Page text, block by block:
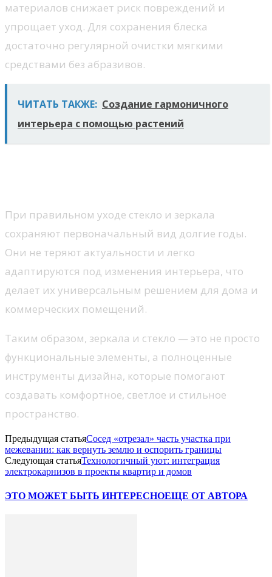
материалов снижает риск повреждений и
упрощает уход. Для сохранения блеска
достаточно регулярной очистки мягкими
средствами без абразивов.
ЧИТАТЬ ТАКЖЕ: Создание гармоничного
интерьера с помощью растений
При правильном уходе стекло и зеркала
сохраняют первоначальный вид долгие годы.
Они не теряют актуальности и легко
адаптируются под изменения интерьера, что
делает их универсальным решением для дома и
коммерческих помещений.
Таким образом, зеркала и стекло — это не просто
функциональные элементы, а полноценные
инструменты дизайна, которые помогают
создавать комфортное, светлое и стильное
пространство.
Предыдущая статьяСосед «отрезал» часть участка при
межевании: как вернуть землю и оспорить границы
Следующая статьяТехнологичный уют: интеграция
электрокарнизов в проекты квартир и домов
ЭТО МОЖЕТ БЫТЬ ИНТЕРЕСНОЕЩЕ ОТ АВТОРА